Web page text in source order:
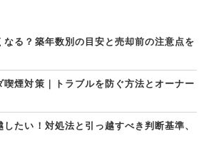
なる？築年数別の目安と売却前の注意点を
喫煙対策｜トラブルを防ぐ方法とオーナー
たい！対処法と引っ越すべき判断基準、